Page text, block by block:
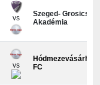
vs
Szeged- Grosics
Akadémia
vs
FC